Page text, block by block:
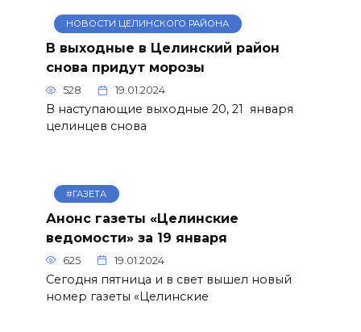
НОВОСТИ ЦЕЛИНСКОГО РАЙОНА
В выходные в Целинский район
снова придут морозы
528 19.01.2024
В наступающие выходные 20, 21 января
целинцев снова
#ГАЗЕТА
Анонс газеты «Целинские
ведомости» за 19 января
625 19.01.2024
Сегодня пятница и в свет вышел новый
номер газеты «Целинские